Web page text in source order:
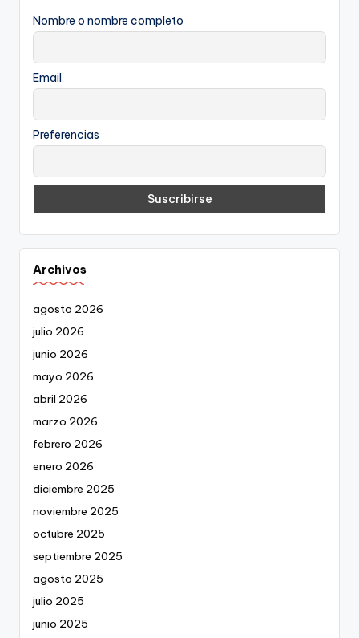
Nombre o nombre completo
Email
Preferencias
Archivos
agosto 2026
julio 2026
junio 2026
mayo 2026
abril 2026
marzo 2026
febrero 2026
enero 2026
diciembre 2025
noviembre 2025
octubre 2025
septiembre 2025
agosto 2025
julio 2025
junio 2025